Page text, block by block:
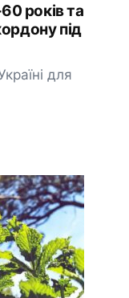
років та
під
для